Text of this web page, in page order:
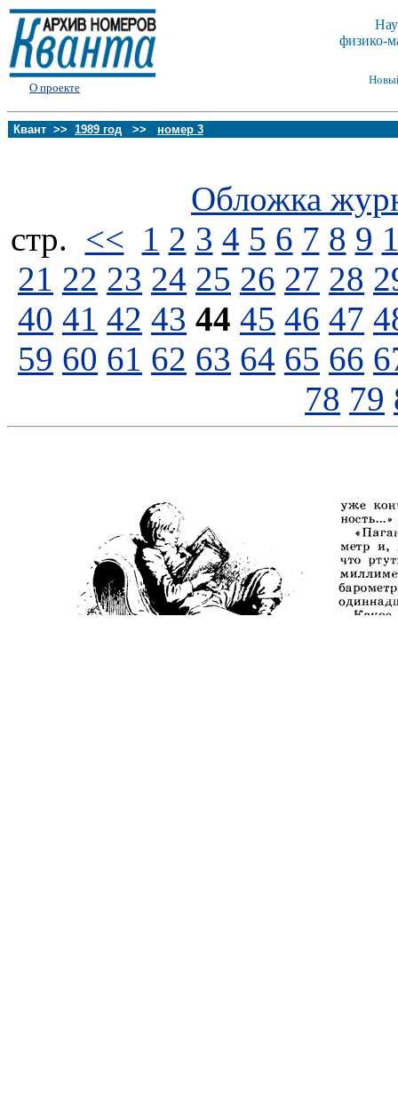
О проекте
физико-
Квант >> 1989 год >> номер 3
Обложка
стp. << 1 2 3 4 5 6 7 8 9
21 22 23 24 25 26 27 28
40 41 42 43 44 45 46 47
59 60 61 62 63 64 65 66
78 79